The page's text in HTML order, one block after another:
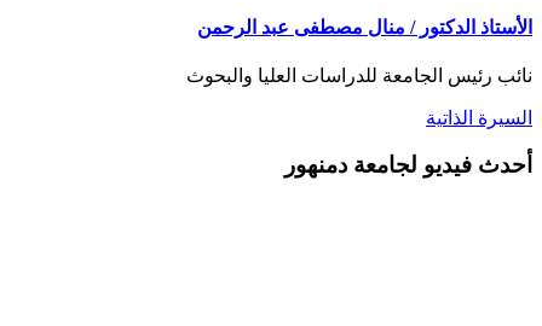
الأستاذ الدكتور / منال مصطفى عبد الرحمن
نائب رئيس الجامعة للدراسات العليا والبحوث
السيرة الذاتية
أحدث فيديو لجامعة دمنهور